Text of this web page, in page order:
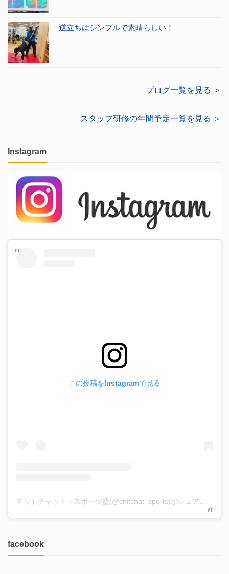
逆立ちはシンプルで素晴らしい！
ブログ一覧を見る ＞
スタッフ研修の年間予定一覧を見る ＞
Instagram
この投稿をInstagramで見る
facebook